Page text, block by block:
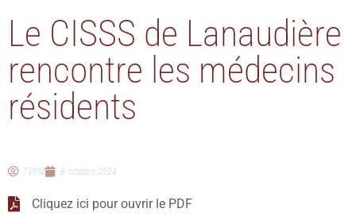
Le CISSS de Lanaudière
rencontre les médecins
résidents
TVRM 8 octobre 2024
Cliquez ici pour ouvrir le PDF